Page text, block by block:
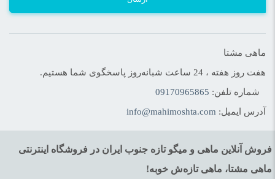
ماهی مشتا
هفت روز هفته ، 24 ساعت شبانه‌روز پاسخگوی شما هستیم.
شماره تلفن: 09170965865
آدرس ایمیل: info@mahimoshta.com
فروش آنلاین ماهی و میگو تازه جنوب ایران در فروشگاه اینترنتی
ماهی مشتا، ماهی تازه‌ش خوبه!